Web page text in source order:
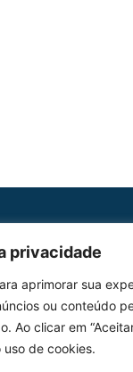
privacidade
aprimorar sua
ou conteúdo
Ao clicar em
de cookies.
ANAC